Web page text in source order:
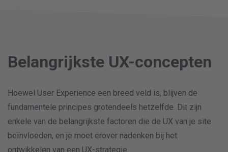
Belangrijkste UX-concepten
Hoewel User Experience een breed veld is, blijven de
fundamentele principes grotendeels hetzelfde. Dit zijn
enkele van de belangrijkste factoren die de UX van je site
beïnvloeden, en je moet erover nadenken bij het
ontwikkelen van een UX-strategie.